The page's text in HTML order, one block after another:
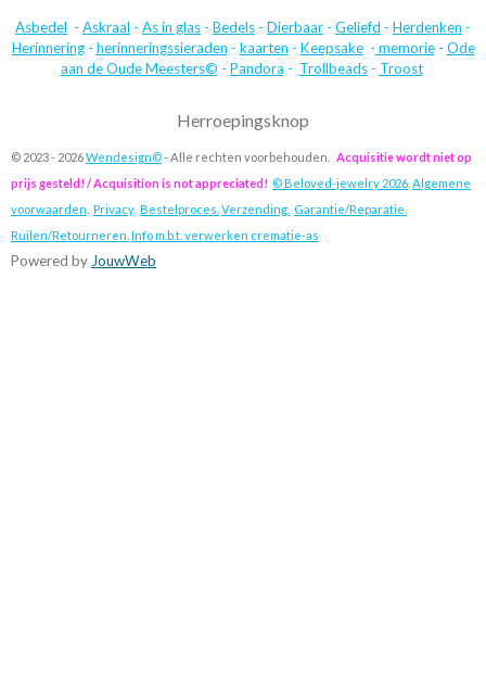
Asbedel - Askraal - As in glas - Bedels - Dierbaar - Geliefd - Herdenken -
Herinnering- herinneringssieraden - kaarten - Keepsake- memorie- Ode
aan de Oude Meesters© - Pandora - Trollbeads- Troost
Herroepingsknop
© 2023 - 2026Wendesign©- Alle rechten voorbehouden.
Acquisitie wordt niet op
prijs gesteld! / Acquisition is not appreciated! © Beloved-jewelry 2026 Algemene
voorwaarden Privacy. Bestelproces. Verzending. Garantie/Reparatie.
Ruilen/Retourneren. Info m.b.t. verwerken crematie-as
Powered by JouwWeb